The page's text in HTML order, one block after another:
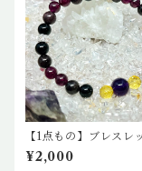
【1点もの】ブレスレ
ーネット、モリオン、
ン、アメジスト）
¥2,000